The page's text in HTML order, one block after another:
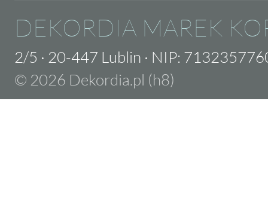
DEKORDIA MAREK
2/5 · 20-447 Lublin · NIP:
© 2026 Dekordia.pl (h8)